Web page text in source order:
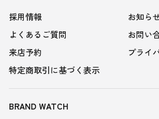
採用情報
お知ら
よくあるご質問
お問い
来店予約
プライ
特定商取引に基づく表示
BRAND WATCH